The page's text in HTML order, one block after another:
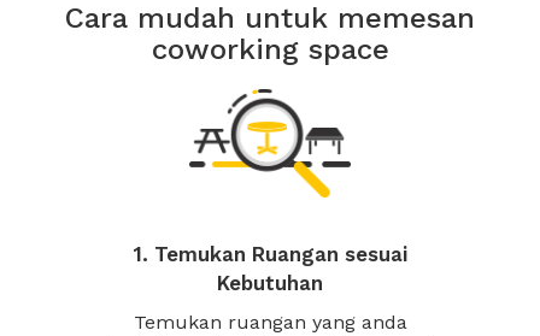
Cara mudah untuk memesan
coworking space
1. Temukan Ruangan sesuai
Kebutuhan
Temukan ruangan yang anda